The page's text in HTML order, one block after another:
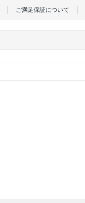
ご満足保証について